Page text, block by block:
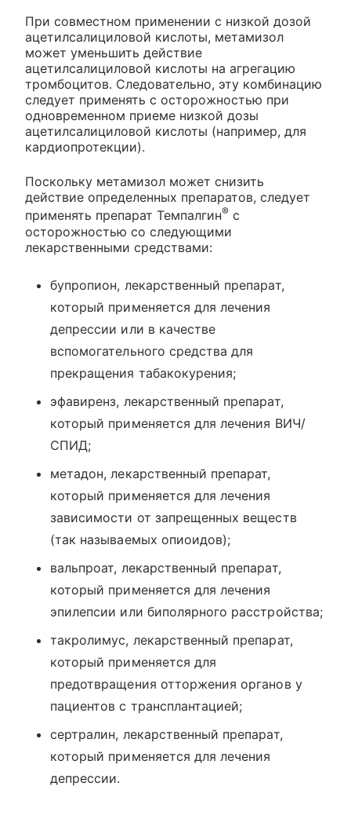
При совместном применении с низкой дозой
ацетилсалициловой кислоты, метамизол
может уменьшить действие
ацетилсалициловой кислоты на агрегацию
тромбоцитов. Следовательно, эту комбинацию
следует применять с осторожностью при
одновременном приеме низкой дозы
ацетилсалициловой кислоты (например, для
кардиопротекции).
Поскольку метамизол может снизить
действие определенных препаратов, следует
применять препарат Темпалгин® с
осторожностью со следующими
лекарственными средствами:
бупропион, лекарственный препарат,
который применяется для лечения
депрессии или в качестве
вспомогательного средства для
прекращения табакокурения;
эфавиренз, лекарственный препарат,
который применяется для лечения ВИЧ/
СПИД;
метадон, лекарственный препарат,
который применяется для лечения
зависимости от запрещенных веществ
(так называемых опиоидов);
вальпроат, лекарственный препарат,
который применяется для лечения
эпилепсии или биполярного расстройства;
такролимус, лекарственный препарат,
который применяется для
предотвращения отторжения органов у
пациентов с трансплантацией;
сертралин, лекарственный препарат,
который применяется для лечения
депрессии.